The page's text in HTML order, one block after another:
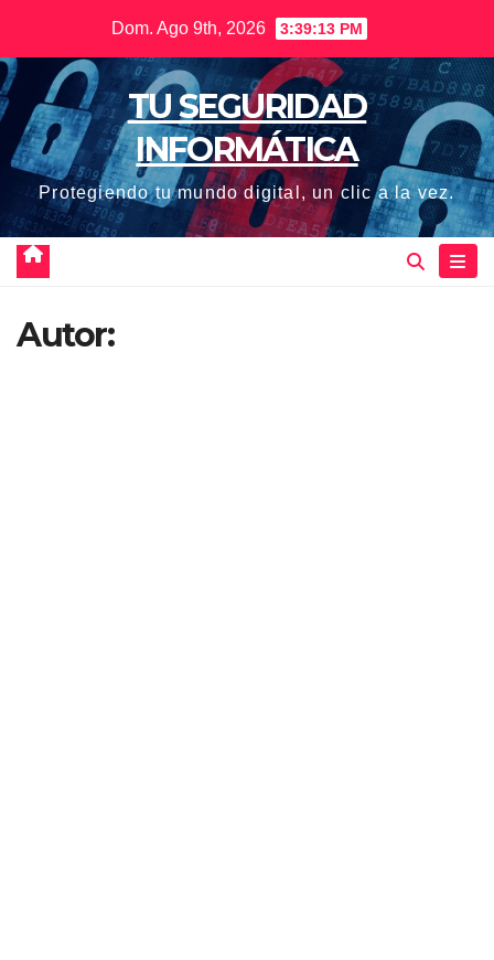
contenido
Dom. Ago 9th, 2026 3:39:14 PM
TU SEGURIDAD
INFORMÁTICA
Protegiendo tu mundo digital, un clic a la vez.
Autor: